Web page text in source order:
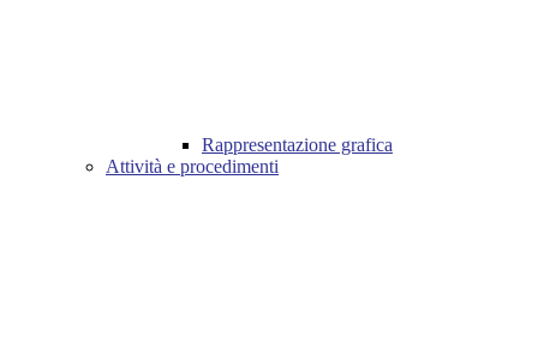
Rappresentazione grafica
Attività e procedimenti